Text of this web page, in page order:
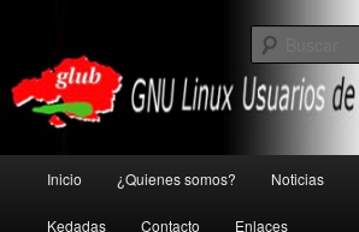
contenido
principal
contenido
secundarioGlub
principal
Inicio ¿Quienes somos? Noticias
Kedadas Contacto Enlaces